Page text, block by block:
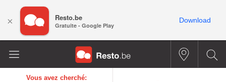
Vous avez cherché:
× Resto.be
Gratuite - Google Play
Download